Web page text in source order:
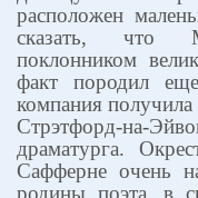
расположен
сказать, что
поклонником
факт породил
компания получила
Стрэтфорд-на-
драматурга.
Сафферне очень